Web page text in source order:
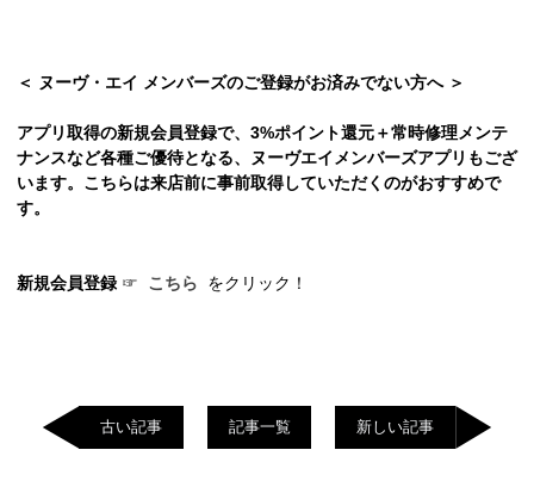
＜ ヌーヴ・エイ メンバーズのご登録がお済みでない方へ ＞
アプリ取得の新規会員登録で、3%ポイント還元＋常時修理メンテ
ナンスなど各種ご優待となる、ヌーヴエイメンバーズアプリもござ
います。こちらは来店前に事前取得していただくのがおすすめで
す。
新規会員登録 ☞ こちら をクリック！
古い記事 記事一覧 新しい記事